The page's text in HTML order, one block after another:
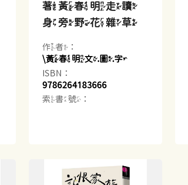
著黃春明走讀
身旁野花雜草
作者：
\黃春明文.圖.字
ISBN：
9786264183666
索書號：